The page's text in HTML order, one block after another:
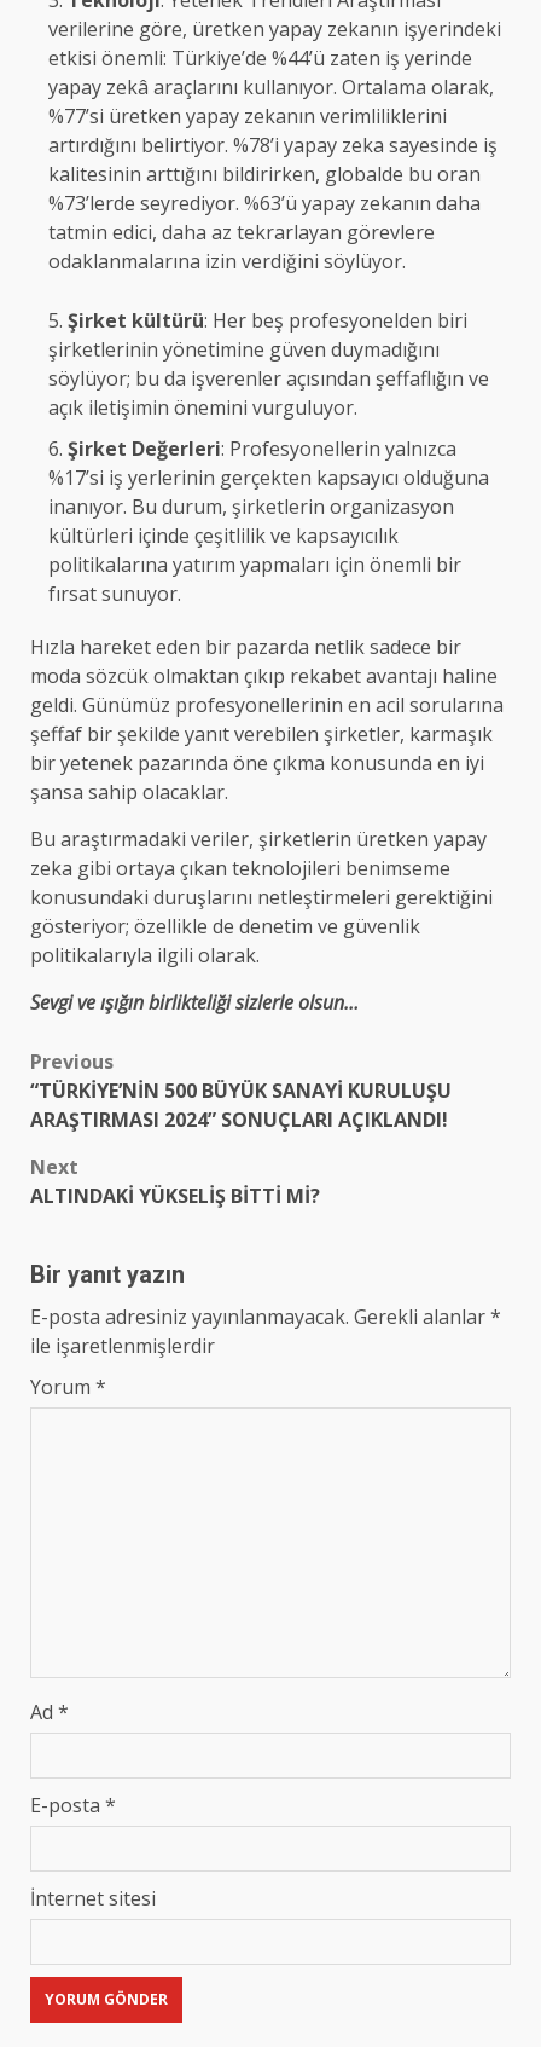
verilerine göre, üretken yapay zekanın işyerindeki
etkisi önemli: Türkiye’de %44’ü zaten iş yerinde
yapay zekâ araçlarını kullanıyor. Ortalama olarak,
%77’si üretken yapay zekanın verimliliklerini
artırdığını belirtiyor. %78’i yapay zeka sayesinde iş
kalitesinin arttığını bildirirken, globalde bu oran
%73’lerde seyrediyor. %63’ü yapay zekanın daha
tatmin edici, daha az tekrarlayan görevlere
odaklanmalarına izin verdiğini söylüyor.
Şirket kültürü: Her beş profesyonelden biri
şirketlerinin yönetimine güven duymadığını
söylüyor; bu da işverenler açısından şeffaflığın ve
açık iletişimin önemini vurguluyor.
Şirket Değerleri: Profesyonellerin yalnızca
%17’si iş yerlerinin gerçekten kapsayıcı olduğuna
inanıyor. Bu durum, şirketlerin organizasyon
kültürleri içinde çeşitlilik ve kapsayıcılık
politikalarına yatırım yapmaları için önemli bir
fırsat sunuyor.
Hızla hareket eden bir pazarda netlik sadece bir
moda sözcük olmaktan çıkıp rekabet avantajı haline
geldi. Günümüz profesyonellerinin en acil sorularına
şeffaf bir şekilde yanıt verebilen şirketler, karmaşık
bir yetenek pazarında öne çıkma konusunda en iyi
şansa sahip olacaklar.
Bu araştırmadaki veriler, şirketlerin üretken yapay
zeka gibi ortaya çıkan teknolojileri benimseme
konusundaki duruşlarını netleştirmeleri gerektiğini
gösteriyor; özellikle de denetim ve güvenlik
politikalarıyla ilgili olarak.
Sevgi ve ışığın birlikteliği sizlerle olsun…
Post
navigation
Previous
“TÜRKİYE’NİN 500 BÜYÜK SANAYİ KURULUŞU
ARAŞTIRMASI 2024” SONUÇLARI AÇIKLANDI!
Next
ALTINDAKİ YÜKSELİŞ BİTTİ Mİ?
Bir yanıt yazın
E-posta adresiniz yayınlanmayacak. Gerekli alanlar*
ile işaretlenmişlerdir
Yorum *
Ad *
E-posta *
İnternet sitesi